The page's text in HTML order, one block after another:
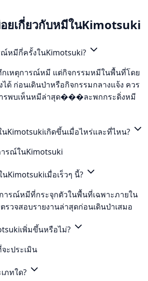
ยเกี่ยวกับหมีในKimotsuki
หมีกี่ครั้งในKimotsuki?
เหตุการณ์หมี แต่กิจกรรมหมีในพื้นที่โดย
ได้ ก่อนเดินป่าหรือกิจกรรมกลางแจ้ง ควร
ารพบเห็นหมีล่าสุด���ละพกกระดิ่งหมี
Kimotsukiเกิดขึ้นเมื่อไหร่และที่ไหน?
รณ์ในKimotsuki
Kimotsukiเมื่อเร็วๆ นี้?
ารณ์หมีที่กระจุกตัวในพื้นที่เฉพาะภายใน
รวจสอบรายงานล่าสุดก่อนเดินป่าเสมอ
เพิ่มขึ้นหรือไม่?
ะประเมิน
ภทใด?